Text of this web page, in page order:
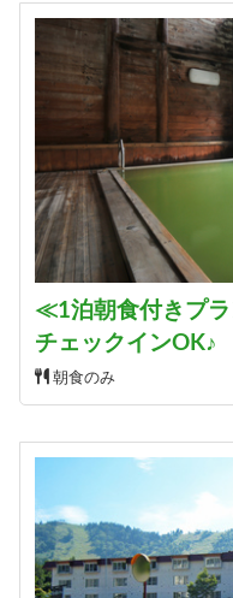
≪1泊朝食付きプ
チェックインOK♪
朝食のみ